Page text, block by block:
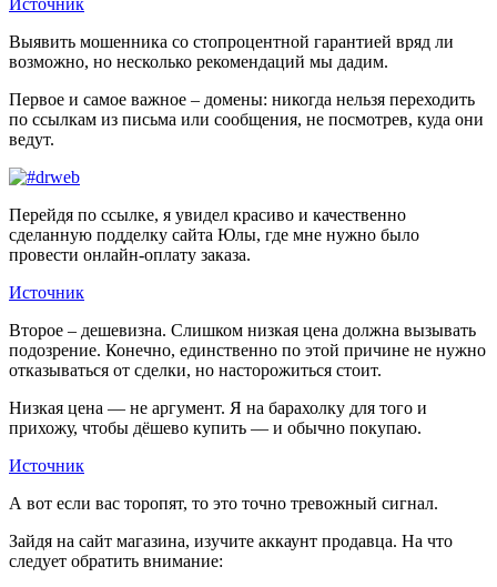
Выявить мошенника со стопроцентной гарантией вряд ли
возможно, но несколько рекомендаций мы дадим.
Первое и самое важное – домены: никогда нельзя переходить
по ссылкам из письма или сообщения, не посмотрев, куда они
ведут.
Перейдя по ссылке, я увидел красиво и качественно
сделанную подделку сайта Юлы, где мне нужно было
провести онлайн-оплату заказа.
Источник
Второе – дешевизна. Слишком низкая цена должна вызывать
подозрение. Конечно, единственно по этой причине не нужно
отказываться от сделки, но насторожиться стоит.
Низкая цена — не аргумент. Я на барахолку для того и
прихожу, чтобы дёшево купить — и обычно покупаю.
Источник
А вот если вас торопят, то это точно тревожный сигнал.
Зайдя на сайт магазина, изучите аккаунт продавца. На что
следует обратить внимание: